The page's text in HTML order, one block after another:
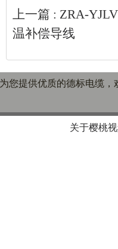
上一篇 : ZRA-
温补偿导线
提供优质的德标电缆
关于樱桃